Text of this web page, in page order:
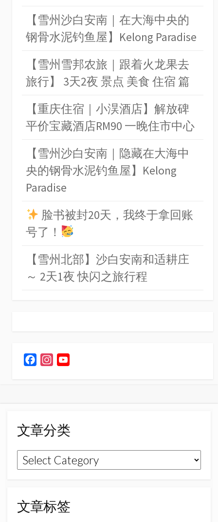
【雪州沙白安南｜在大海中央的
钢骨水泥钓鱼屋】Kelong Paradise
【雪州雪邦农旅｜跟着火龙果去
旅行】 3天2夜 景点 美食 住宿 篇
【重庆住宿｜小淏酒店】解放碑
平价宝藏酒店RM90 一晚住市中心
【雪州沙白安南｜隐藏在大海中
央的钢骨水泥钓鱼屋】Kelong
Paradise
脸书被封20天，我终于拿回账
号了！
【雪州北部】沙白安南和适耕庄
～ 2天1夜 快闪之旅行程
o
o
k
r
a
m
C
h
n
文章分类
文
章
类
文章标签